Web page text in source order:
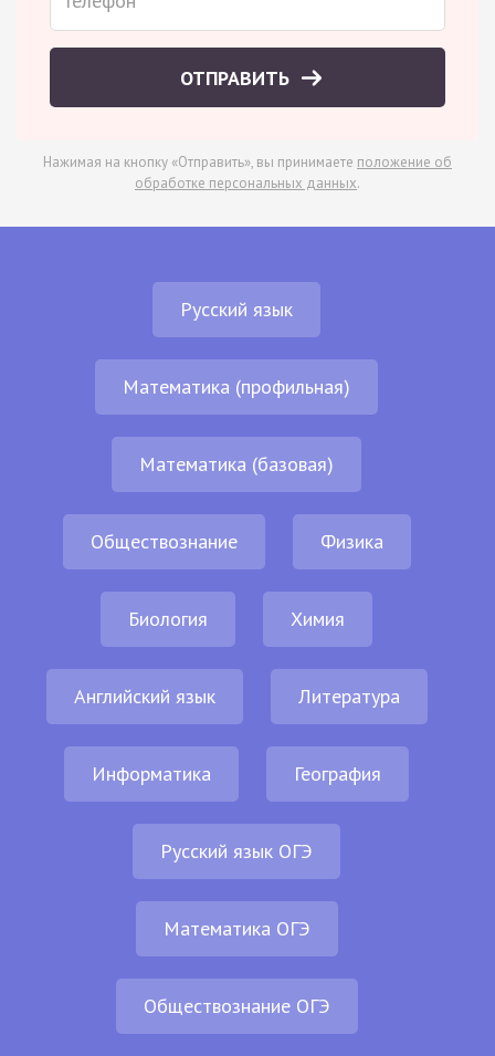
ОТПРАВИТЬ
Нажимая на кнопку «Отправить», вы принимаете положение об
обработке персональных данных.
Русский язык
Математика (профильная)
Математика (базовая)
Обществознание Физика
Биология Химия
Английский язык Литература
Информатика География
Русский язык ОГЭ
Математика ОГЭ
Обществознание ОГЭ